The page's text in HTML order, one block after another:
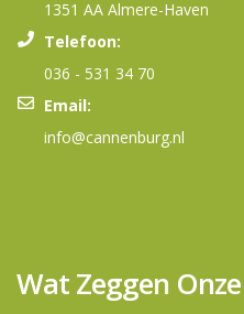
1351 AA Almere-Haven
Telefoon:
036 - 531 34 70
Email:
info@cannenburg.nl
Wat Zeggen